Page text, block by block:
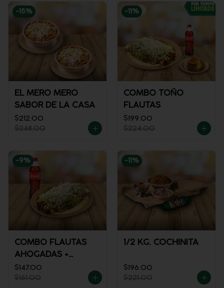
-15%
EL MERO MERO
SABOR DE LA CASA
$212.00
$248.00
-11 %
COMBO TOÑO
FLAUTAS
$199.00
$224.00
-9%
COMBO FLAUTAS
AHOGADAS +
REFRESCO
$147.00
$161.00
-11 %
1/2 KG. COCHINITA
$196.00
$221.00